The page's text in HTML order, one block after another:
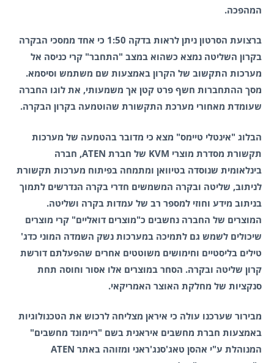
המהפכה.
ברצועת הסרטון ניתן לראות בדקה 1:50 כי אחד ממסכי הבקרה
בקרון השליטה נמצא כשהוא במצב "התחבר" קרי כניסה אל
מערכות התקשוב של הקרון באמצעות שם משתמש וסיסמא.
מסך ההתחברות חשף פרט קטן אך משמעותי, את לוגו החברה
שעומדת מאחורי מערכת התקשורת שהוטמעה בקרון הבקרה.
הבלוג "אינטלי טיימס" מצא כי מדובר בהטמעה של מערכות
תקשורת מסדרת מוצרי KVM של חברת ATEN, חברה
בינלאומית שנוסדה בטיוואן ומתמחה בפיתוח מערכות תקשורת
לניתוב, שליטה ובקרה המשמשים חדרי בקרה הנדרשים לתמוך
בניתוב מידע וחוזי למספר רב של עמדות בקרה ושליטה.
המוצרים של החברה נחשבים כ"מוצרים דואליים" קרי מוצרים
שיכולים לשמש גם לתמיכה במערכות נשק השמדה המוני כדג'
טילים בליסטיים וחימושים משוטטים אחרים שהפעלתם דורשת
קרון שליטה ובקרה. הסחר במוצרים אלו אסור וחוסה תחת
סנקציות של מחלקת האוצר האמריקאי.
מבירור שערכנו עולה כי איראן מצליחה לרכוש את הטכנולוגיות
באמצעות חברת מחשבים איראנית בשם "ריימונד מחשבים"